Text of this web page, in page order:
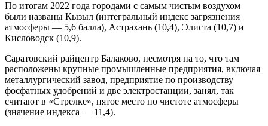
По итогам 2022 года городами с самым чистым воздухом
были названы Кызыл (интегральный индекс загрязнения
атмосферы — 5,6 балла), Астрахань (10,4), Элиста (10,7) и
Кисловодск (10,9).
Саратовский райцентр Балаково, несмотря на то, что там
расположены крупные промышленные предприятия, включая
металлургический завод, предприятие по производству
фосфатных удобрений и две электростанции, занял, так
считают в «Стрелке», пятое место по чистоте атмосферы
(значение индекса — 11,4).